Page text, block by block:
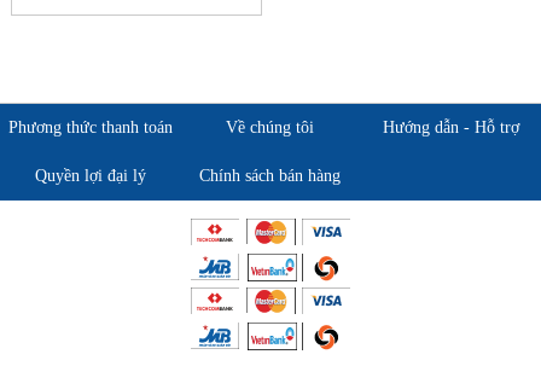
Phương thức thanh toán Về chúng tôi Hướng dẫn - Hỗ trợ
Quyền lợi đại lý Chính sách bán hàng